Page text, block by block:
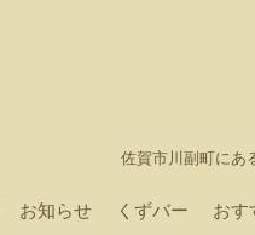
佐賀市川副町にあ
お知らせ くずバー おす